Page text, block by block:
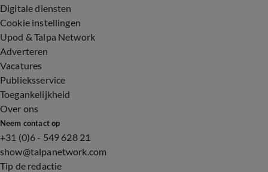
Digitale diensten
Cookie instellingen
Upod & Talpa Network
Adverteren
Vacatures
Publieksservice
Toegankelijkheid
Over ons
Neem contact op
+31 (0)6 - 549 628 21
show@talpanetwork.com
Tip de redactie